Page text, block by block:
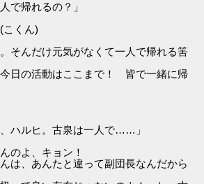
で帰れるの？」
くん)
そんだけ元気がなくて一人で帰れる筈
動はここまで！ 皆で一緒に帰
ハルヒ。古泉は一人で……」
のよ、キョン！
んたと違って副団長なんだから